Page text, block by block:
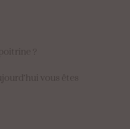
?
vous êtes